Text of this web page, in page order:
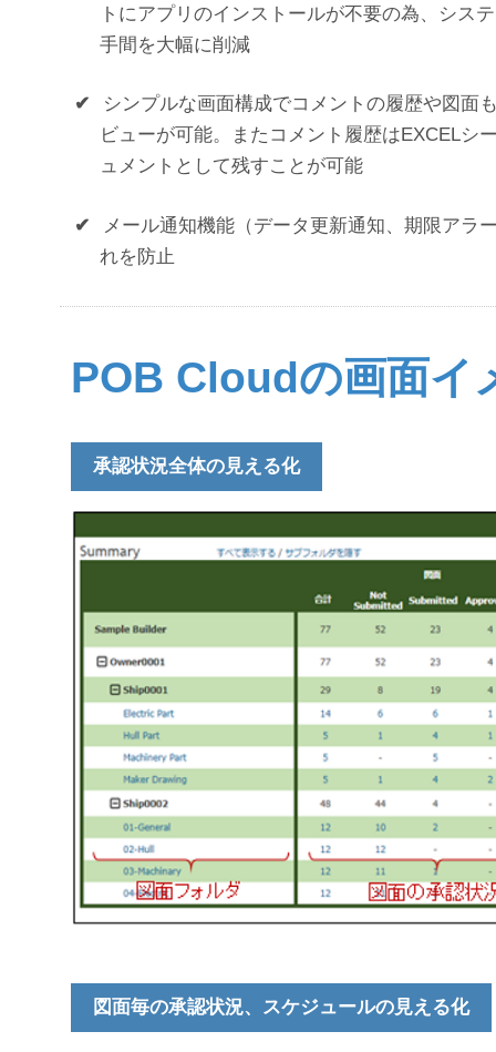
トにアプリのインストールが不要の為、シス
手間を大幅に削減
✔
シンプルな画面構成でコメントの履歴や図面
ビューが可能。またコメント履歴はEXCELシ
ュメントとして残すことが可能
✔
メール通知機能（データ更新通知、期限アラ
れを防止
POB Cloudの画面イ
承認状況全体の見える化
図面毎の承認状況、スケジュールの見える化